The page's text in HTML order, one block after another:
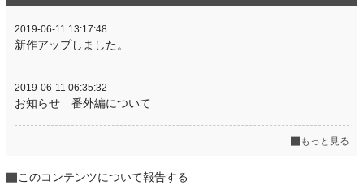
2019-06-11 13:17:48
新作アップしました。
2019-06-11 06:35:32
お知らせ 番外編について
もっと見る
このコンテンツについて報告する